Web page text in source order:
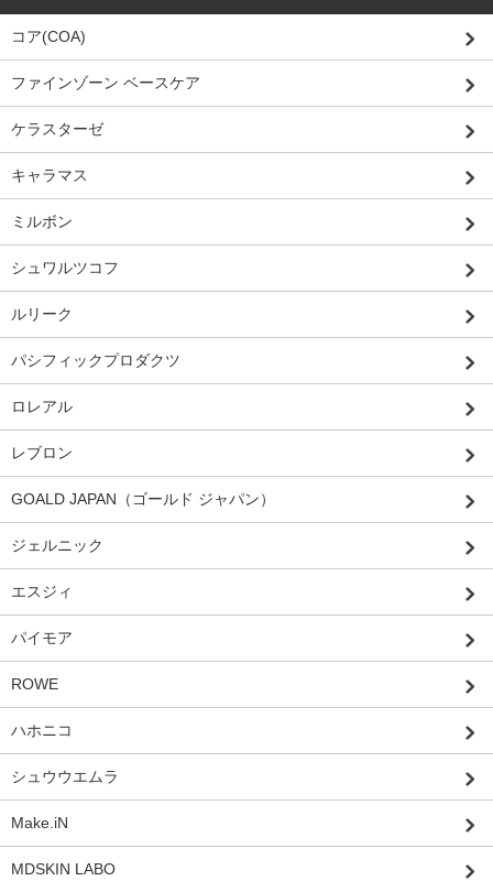
コア(COA)
ファインゾーン ベースケア
ケラスターゼ
キャラマス
ミルボン
シュワルツコフ
ルリーク
パシフィックプロダクツ
ロレアル
レブロン
GOALD JAPAN（ゴールド ジャパン）
ジェルニック
エスジィ
パイモア
ROWE
ハホニコ
シュウウエムラ
Make.iN
MDSKIN LABO